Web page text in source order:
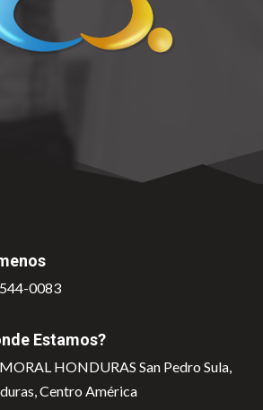
0083
Estamos?
HONDURAS San Pedro Sula,
Centro América